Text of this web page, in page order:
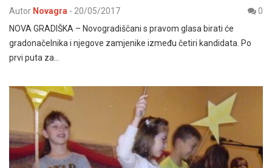
Autor Novagra - 20/05/2017
0
NOVA GRADIŠKA – Novogradiščani s pravom glasa birati će
gradonačelnika i njegove zamjenike između četiri kandidata. Po
prvi puta za…